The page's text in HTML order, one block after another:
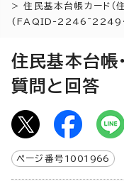
> 住民基本台帳カード（
(FAQID-2246~2249
住民基本台帳
質問と回答
ページ番号 1001966